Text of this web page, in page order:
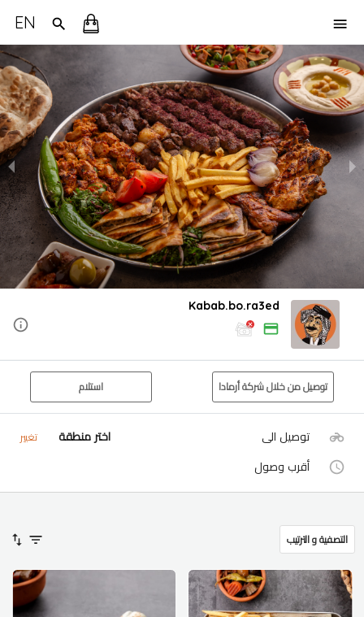
EN
Kabab.bo.ra3ed
توصيل من خلال شركة أرمادا استلام
توصيل الى اختر منطقة تغيير
أقرب وصول
التصفية و الترتيب